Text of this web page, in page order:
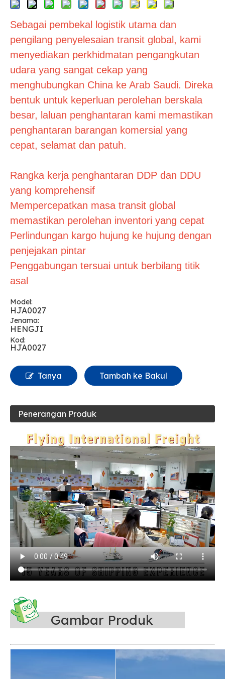
Sebagai pembekal logistik utama dan
pengilang penyelesaian transit global, kami
menyediakan perkhidmatan pengangkutan
udara yang sangat cekap yang
menghubungkan China ke Arab Saudi. Direka
bentuk untuk keperluan perolehan berskala
besar, laluan penghantaran kami memastikan
penghantaran barangan komersial yang
cepat, selamat dan patuh.
Rangka kerja penghantaran DDP dan DDU
yang komprehensif
Mempercepatkan masa transit global
memastikan perolehan inventori yang cepat
Perlindungan kargo hujung ke hujung dengan
penjejakan pintar
Penggabungan tersuai untuk berbilang titik
asal
Model:
HJA0027
Jenama:
HENGJI
Kod:
HJA0027
Tanya Tambah ke Bakul
Penerangan Produk
Gambar Produk